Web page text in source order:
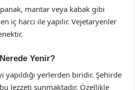
mantar veya kabak gibi
iç harcı ile yapılır. Vejetaryenler
Yenir?
yapıldığı yerlerden biridir. Şehirde
lezzeti sunmaktadır. Özellikle